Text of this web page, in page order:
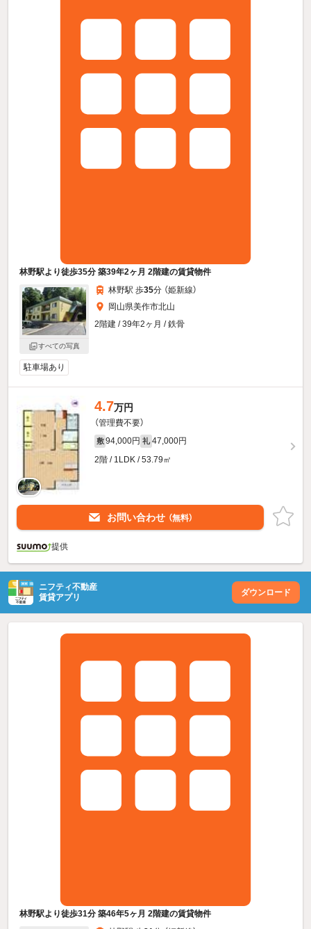
林野駅より徒歩35分 築39年2ヶ月 2階建の賃貸物件
すべての写真
林野駅 歩35分 （姫新線）
岡山県美作市北山
2階建 / 39年2ヶ月 / 鉄骨
駐車場あり
4.7万円
（管理費不要）
敷 94,000円 礼 47,000円
2階 / 1LDK / 53.79㎡
お問い合わせ （無料）
提供
ニフティ不動産
賃貸アプリ
ダウンロード
林野駅より徒歩31分 築46年5ヶ月 2階建の賃貸物件